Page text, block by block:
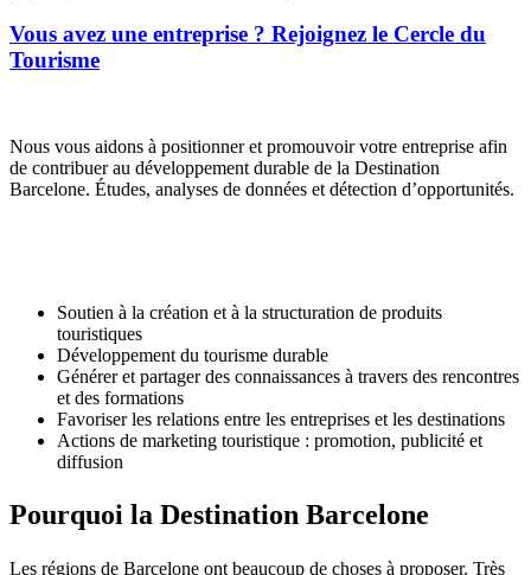
Vous avez une entreprise ? Rejoignez le Cercle du
Tourisme
Nous vous aidons à positionner et promouvoir votre entreprise afin
de contribuer au développement durable de la Destination
Barcelone. Études, analyses de données et détection d’opportunités.
Soutien à la création et à la structuration de produits
touristiques
Développement du tourisme durable
Générer et partager des connaissances à travers des rencontres
et des formations
Favoriser les relations entre les entreprises et les destinations
Actions de marketing touristique : promotion, publicité et
diffusion
Pourquoi la Destination Barcelone
Les régions de Barcelone ont beaucoup de choses à proposer. Très